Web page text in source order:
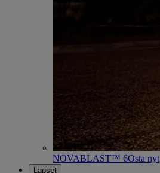
NOVABLAST™ 6Osta nyt
Lapset